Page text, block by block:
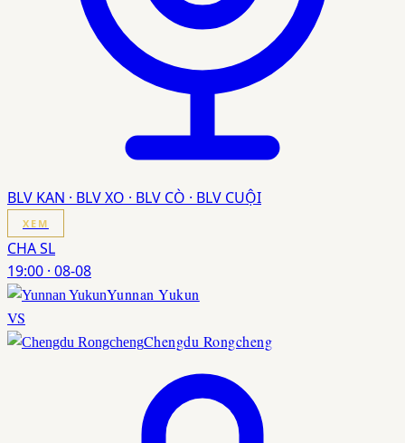
BLV KAN · BLV XO · BLV CÒ · BLV CUỘI
XEM
CHA SL
19:00 · 08-08
Yunnan Yukun
VS
Chengdu Rongcheng